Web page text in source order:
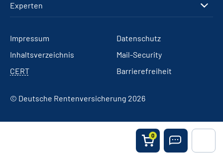
0
Experten
Impressum
Datenschutz
Inhaltsverzeichnis
Mail-Security
CERT
Barrierefreiheit
© Deutsche Rentenversicherung 2026